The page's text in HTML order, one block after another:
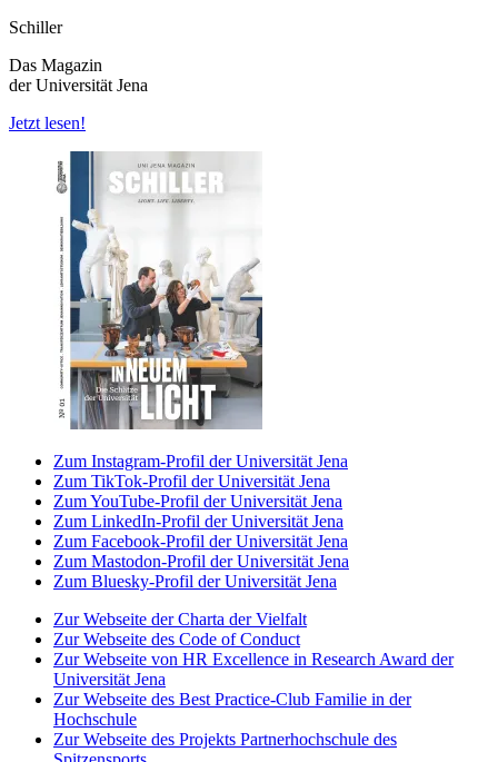
Schiller
Das Magazin
der Universität Jena
Jetzt lesen!
Zum Instagram-Profil der Universität Jena
Zum TikTok-Profil der Universität Jena
Zum YouTube-Profil der Universität Jena
Zum LinkedIn-Profil der Universität Jena
Zum Facebook-Profil der Universität Jena
Zum Mastodon-Profil der Universität Jena
Zum Bluesky-Profil der Universität Jena
Zur Webseite der Charta der Vielfalt
Zur Webseite des Code of Conduct
Zur Webseite von HR Excellence in Research Award der
Universität Jena
Zur Webseite des Best Practice-Club Familie in der
Hochschule
Zur Webseite des Projekts Partnerhochschule des